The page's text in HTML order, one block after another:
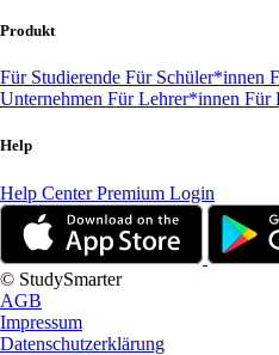
Produkt
Für Studierende Für Schüler*innen
Unternehmen Für Lehrer*innen Für
Help
Help CenterPremium Login
© StudySmarter
AGB
Impressum
Datenschutzerklärung